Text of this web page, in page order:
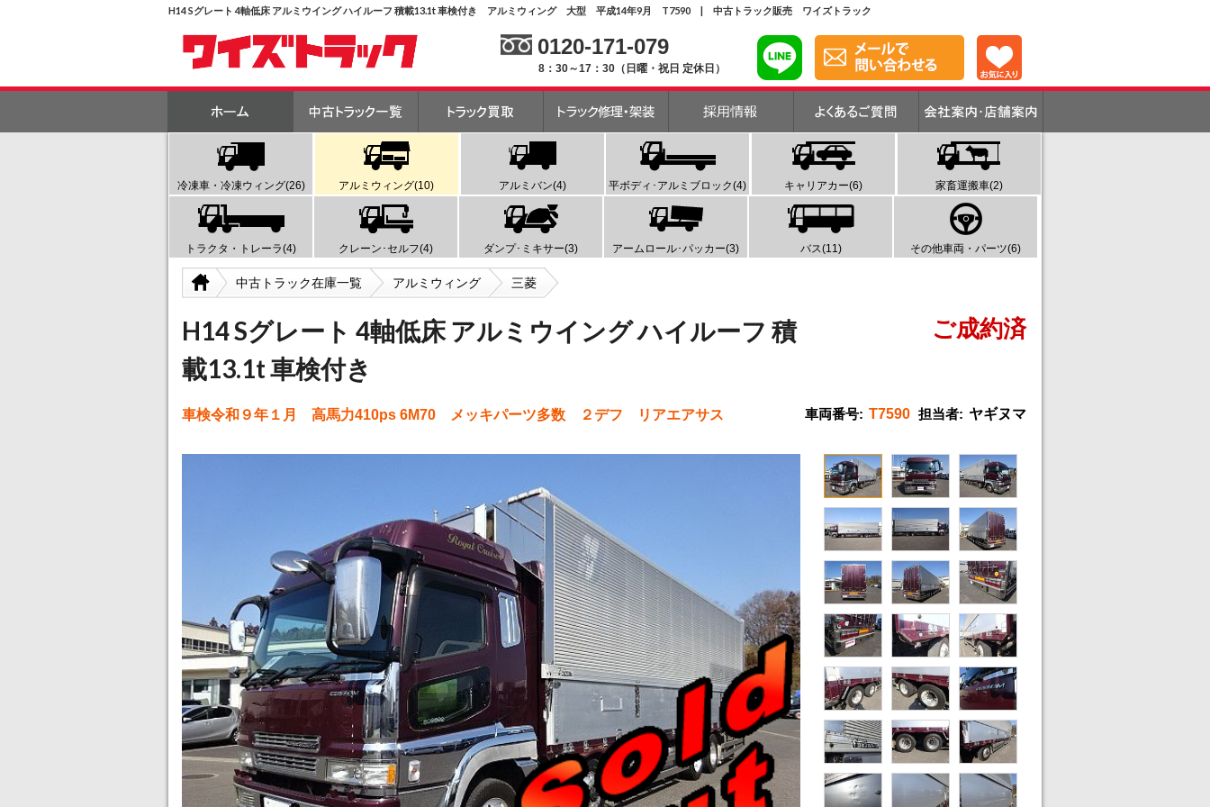
H14 Sグレート 4軸低床 アルミウイング ハイルーフ 積載13.1t 車検付き アルミウィング 大型 平成14年9月 T7590 | 中古トラック販売 ワイズトラック
0120-171-079
8：30～17：30（日曜・祝日 定休日）
冷凍車・冷凍ウィング(26) アルミウィング(10) アルミバン(4) 平ボディ･アルミブロック(4) キャリアカー(6) 家畜運搬車(2)
トラクタ・トレーラ(4) クレーン･セルフ(4) ダンプ･ミキサー(3) アームロール･パッカー(3) バス(11) その他車両・パーツ(6)
中古トラック在庫一覧 アルミウィング 三菱
H14 Sグレート 4軸低床 アルミウイング ハイルーフ 積
載13.1t 車検付き
ご成約済
車検令和９年１月 高馬力410ps 6M70 メッキパーツ多数 ２デフ リアエアサス 車両番号: T7590 担当者: ヤギヌマ